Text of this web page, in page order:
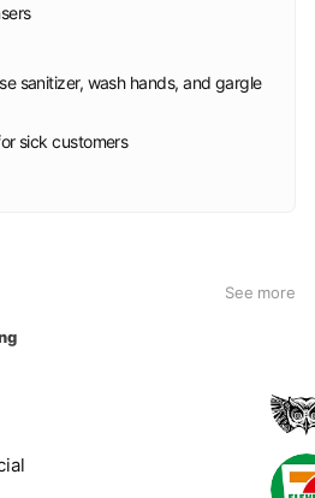
sanitizer, wash hands, and gargle
sick customers
See more